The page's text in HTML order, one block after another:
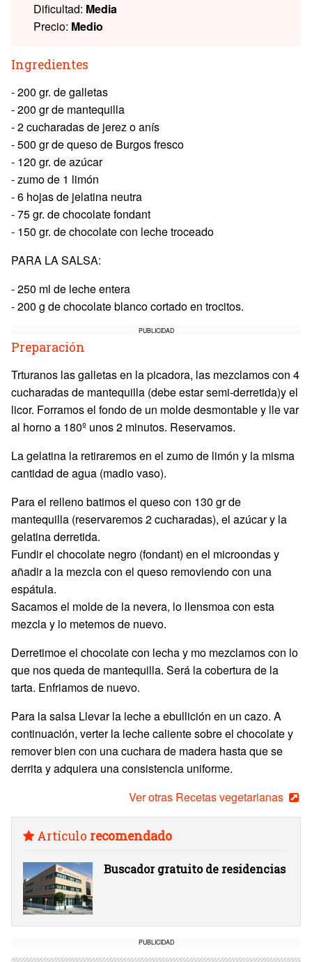
Dificultad: Media
Precio: Medio
Ingredientes
- 200 gr. de galletas
- 200 gr de mantequilla
- 2 cucharadas de jerez o anís
- 500 gr de queso de Burgos fresco
- 120 gr. de azúcar
- zumo de 1 limón
- 6 hojas de jelatina neutra
- 75 gr. de chocolate fondant
- 150 gr. de chocolate con leche troceado
PARA LA SALSA:
- 250 ml de leche entera
- 200 g de chocolate blanco cortado en trocitos.
PUBLICIDAD
Preparación
Trturanos las galletas en la picadora, las mezclamos con 4
cucharadas de mantequilla (debe estar semi-derretida)y el
licor. Forramos el fondo de un molde desmontable y lle var
al horno a 180º unos 2 minutos. Reservamos.
La gelatina la retiraremos en el zumo de limón y la misma
cantidad de agua (madio vaso).
Para el relleno batimos el queso con 130 gr de
mantequilla (reservaremos 2 cucharadas), el azúcar y la
gelatina derretida.
Fundir el chocolate negro (fondant) en el microondas y
añadir a la mezcla con el queso removiendo con una
espátula.
Sacamos el molde de la nevera, lo llensmoa con esta
mezcla y lo metemos de nuevo.
Derretimoe el chocolate con lecha y mo mezclamos con lo
que nos queda de mantequilla. Será la cobertura de la
tarta. Enfriamos de nuevo.
Para la salsa Llevar la leche a ebullición en un cazo. A
continuación, verter la leche caliente sobre el chocolate y
remover bien con una cuchara de madera hasta que se
derrita y adquiera una consistencia uniforme.
Ver otras Recetas vegetarianas
Artículo recomendado
Buscador gratuito de residencias
PUBLICIDAD